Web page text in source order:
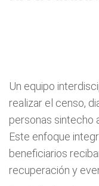
Un equipo
realizar el censo,
personas sintecho
Este enfoque
beneficiarios
recuperación y